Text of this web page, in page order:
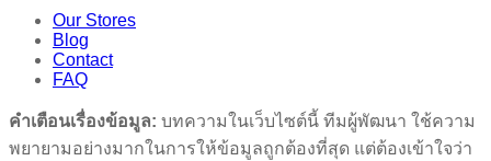
Our Stores
Blog
Contact
FAQ
คำเตือนเรื่องข้อมูล: บทความในเว็บไซต์นี้ ทีมผู้พัฒนา ใช้ความ
พยายามอย่างมากในการให้ข้อมูลถูกต้องที่สุด แต่ต้องเข้าใจว่า